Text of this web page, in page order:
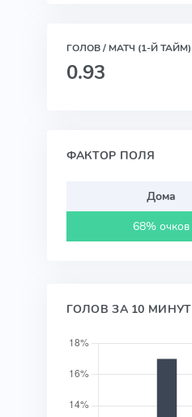
ГОЛОВ / МАТЧ (1-Й ТАЙМ)
0.93
ФАКТОР ПОЛЯ
Дома
68% очков
ГОЛОВ ЗА 10 МИНУТ